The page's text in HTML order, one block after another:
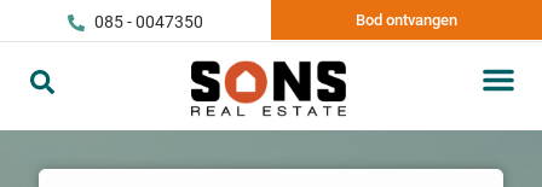
085 - 0047350 Bod ontvangen